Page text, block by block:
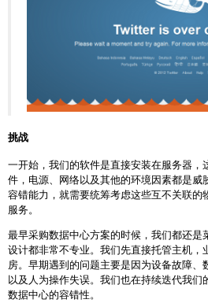
挑战
一开始，我们的软件是直接安装在服务器，
件，电源、网络以及其他的环境因素都是威
容错能力，就需要统筹考虑这些互不关联的
服务。
最早采购数据中心方案的时候，我们都还是
设计都非常不专业。我们先直接托管主机，
房。早期遇到的问题主要是因为设备故障、
以及人为操作失误。我们也在持续迭代我们
数据中心的容错性。